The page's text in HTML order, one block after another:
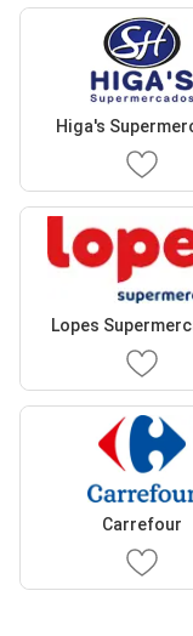
Higa's
Lopes
Carrefour